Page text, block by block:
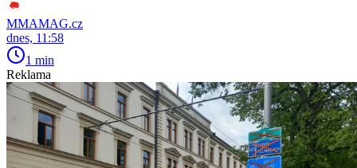
MMAMAG.cz
dnes, 11:58
1 min
Reklama